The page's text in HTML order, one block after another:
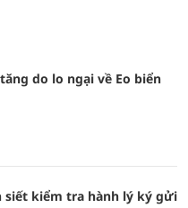
do lo ngại về Eo biển
siết kiểm tra hành lý ký gửi